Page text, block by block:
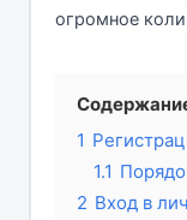
огромное
1
1.1
2 Вход в